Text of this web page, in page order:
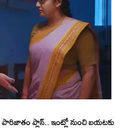
పారిజాతం ప్లాన్.. ఇంట్లో నుంచి బయటకు